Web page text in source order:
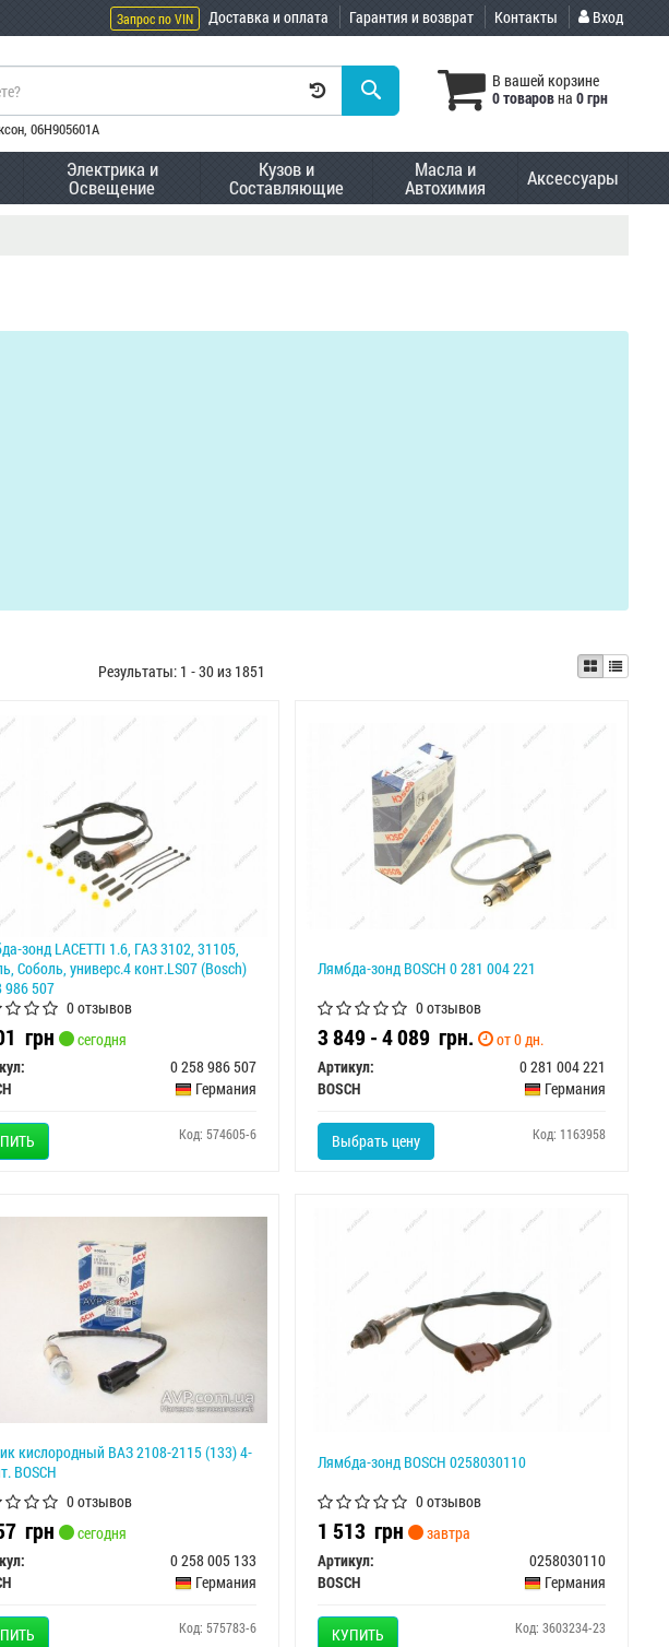
Запрос по VIN Доставка и оплата Гарантия и возврат Контакты Вход
В вашей корзине
0 товаровна 0 грн
06H905601A
Электрика и
Освещение
Кузов и
Составляющие
Масла и
Автохимия Аксессуары
Результаты: 1 - 30 из 1851
зонд LACETTI 1.6, ГАЗ 3102, 31105,
Соболь, универс.4 конт.LS07 (Bosch)
986 507
0 отзывов
грн
сегодня
0 258 986 507
Германия
Код: 574605-6
Лямбда-зонд BOSCH 0 281 004 221
0 отзывов
3 849 - 4 089грн.
от 0 дн.
Артикул:
0 281 004 221
BOSCH
Германия
Выбрать цену Код: 1163958
кислородный ВАЗ 2108-2115 (133) 4-
BOSСH
0 отзывов
грн
сегодня
0 258 005 133
Германия
Код: 575783-6
Лямбда-зонд BOSCH 0258030110
0 отзывов
1 513грн
завтра
Артикул:
0258030110
BOSCH
Германия
КУПИТЬ Код: 3603234-23